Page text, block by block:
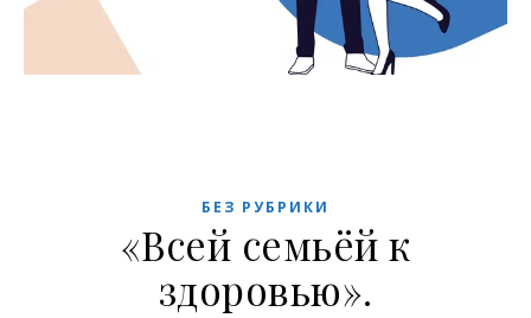
БЕЗ РУБРИКИ
«Всей семьёй к
здоровью».